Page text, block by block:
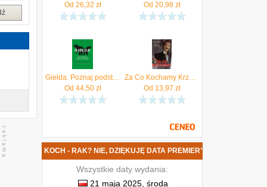
Od 26,32 zł
Od 20,98zł
Giełda. Poznaj podstawy i zacznij inwestować w papiery wartościowe mobi,epub,pdf Krzysztof Kochan - ebook
Od 44,50zł
Za Co Kochamy Krzysztofa Krawczyka Magdalena Pinkw
Od 13,97 zł
KOCH - RAK? NIE, DZIĘKUJĘ DATA PREMIERY
Wszystkie daty wydania:
21 maja 2025, środa